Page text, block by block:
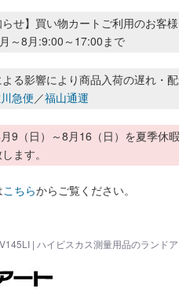
せ】買い物カートご利用のお客
～8月:9:00～17:00まで
る影響により商品入荷の遅れ・
急便／福山通運
9（日）～8月16（日）を夏季休
ます。
こちらからご覧ください。
| ハイビスカス測量用品のランド